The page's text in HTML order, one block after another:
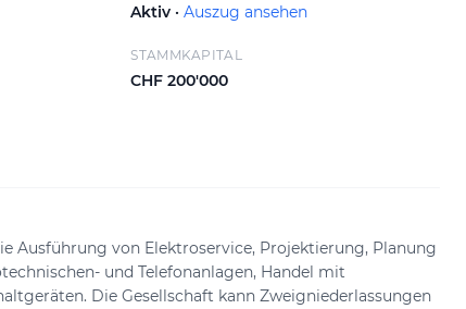
Aktiv ·Auszug ansehen
STAMMKAPITAL
CHF 200'000
Ausführung von Elektroservice, Projektierung, Planung
und Telefonanlagen, Handel mit
Die Gesellschaft kann Zweigniederlassungen